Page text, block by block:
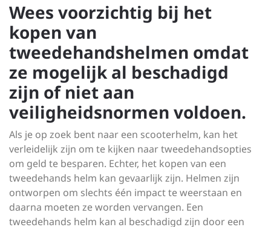
Wees voorzichtig bij het
kopen van
tweedehandshelmen omdat
ze mogelijk al beschadigd
zijn of niet aan
veiligheidsnormen voldoen.
Als je op zoek bent naar een scooterhelm, kan het
verleidelijk zijn om te kijken naar tweedehandsopties
om geld te besparen. Echter, het kopen van een
tweedehands helm kan gevaarlijk zijn. Helmen zijn
ontworpen om slechts één impact te weerstaan en
daarna moeten ze worden vervangen. Een
tweedehands helm kan al beschadigd zijn door een